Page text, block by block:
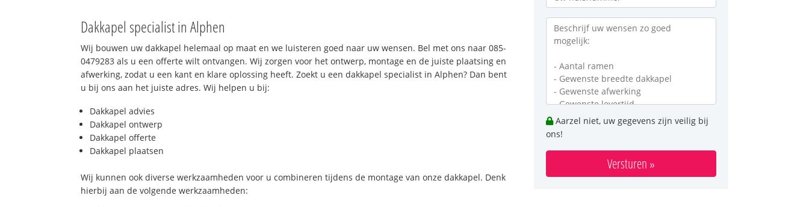
Dakkapel specialist in Alphen
Wij bouwen uw dakkapel helemaal op maat en we luisteren goed naar uw wensen. Bel met ons naar 085-
0479283 als u een offerte wilt ontvangen. Wij zorgen voor het ontwerp, montage en de juiste plaatsing en
afwerking, zodat u een kant en klare oplossing heeft. Zoekt u een dakkapel specialist in Alphen? Dan bent
u bij ons aan het juiste adres. Wij helpen u bij:
Dakkapel advies
Dakkapel ontwerp
Dakkapel offerte
Dakkapel plaatsen
Wij kunnen ook diverse werkzaamheden voor u combineren tijdens de montage van onze dakkapel. Denk
hierbij aan de volgende werkzaamheden:
Aarzel niet, uw gegevens zijn veilig bij
ons!
Versturen »